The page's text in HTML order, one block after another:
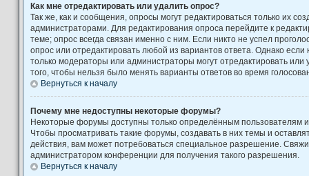
Как мне отредактировать или удалить опрос?
Так же, как и сообщения, опросы могут редактироваться только их
администраторами. Для редактирования опроса перейдите к
теме; опрос всегда связан именно с ним. Если никто не успел
опрос или отредактировать любой из вариантов ответа. Однако если
только модераторы или администраторы могут отредактировать или
того, чтобы нельзя было менять варианты ответов во время
Вернуться к началу
Почему мне недоступны некоторые форумы?
Некоторые форумы доступны только определённым пользователям
Чтобы просматривать такие форумы, создавать в них темы и
действия, вам может потребоваться специальное разрешение.
администратором конференции для получения такого разрешения.
Вернуться к началу